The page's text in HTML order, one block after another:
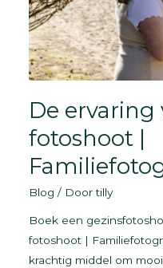
De ervaring
fotoshoot |
Blog / Doortilly
Boek een
fotoshoot |
krachtig middel om